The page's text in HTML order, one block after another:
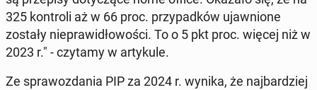
325 kon­tro­li aż w 66 proc. przy­pad­ków ujaw­nio­ne
zostały nie­pra­wi­dło­wo­ści. To o 5 pkt proc. więcej niż w
2023 r." - czytamy w ar­ty­ku­le.
Ze spra­woz­da­nia PIP za 2024 r. wynika, że naj­bar­dziej